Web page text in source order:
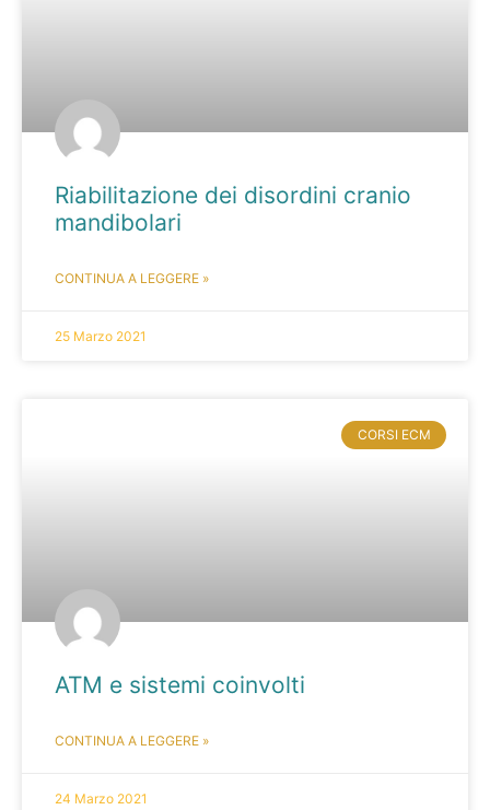
Riabilitazione dei disordini cranio
mandibolari
CONTINUA A LEGGERE »
25 Marzo 2021
CORSI ECM
ATM e sistemi coinvolti
CONTINUA A LEGGERE »
24 Marzo 2021